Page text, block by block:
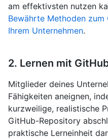
am effektivsten nutzen
Bewährte Methoden
Ihrem Unternehmen.
2. Lernen mit
Mitglieder deines
Fähigkeiten aneignen,
kurzweilige, realistische
GitHub-Repository
praktische Lerneinheit